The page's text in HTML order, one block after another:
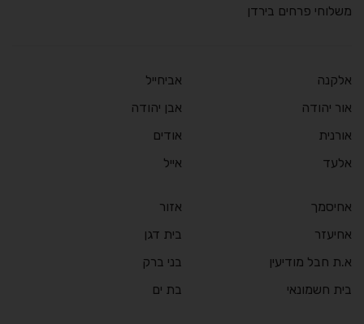
משלוחי פרחים בירדן
אלקנה
אור יהודה
אורנית
אלעד
אביחייל
אבן יהודה
אודים
אייל
אחיסמך
אחיעזר
א.ת חבל מודיעין
בית חשמונאי
אזור
בית דגן
בני ברק
בת ים